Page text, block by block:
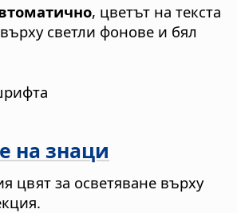
, цветът на текста
светли фонове и бял
на знаци
цвят за осветяване върху